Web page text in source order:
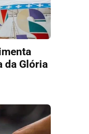
da Glória